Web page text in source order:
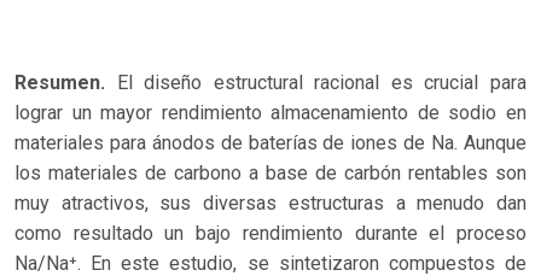
Resumen. El diseño estructural racional es crucial para
lograr un mayor rendimiento almacenamiento de sodio en
materiales para ánodos de baterías de iones de Na. Aunque
los materiales de carbono a base de carbón rentables son
muy atractivos, sus diversas estructuras a menudo dan
como resultado un bajo rendimiento durante el proceso
Na/Na⁺. En este estudio, se sintetizaron compuestos de